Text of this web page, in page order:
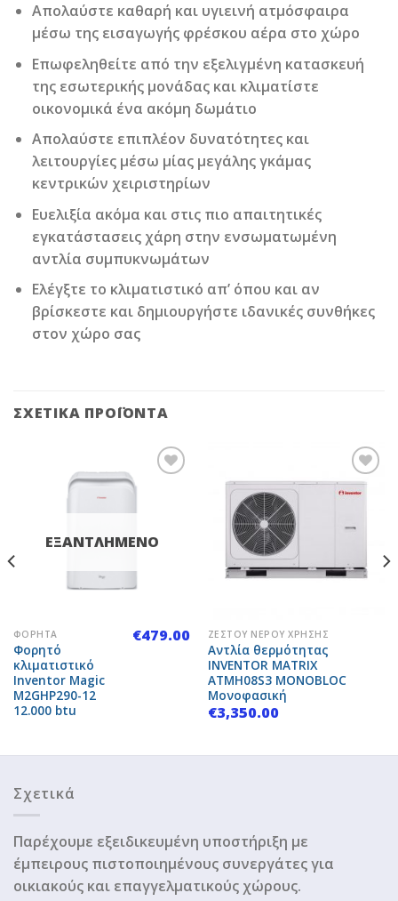
Απολαύστε καθαρή και υγιεινή ατμόσφαιρα
μέσω της εισαγωγής φρέσκου αέρα στο χώρο
Επωφεληθείτε από την εξελιγμένη κατασκευή
της εσωτερικής μονάδας και κλιματίστε
οικονομικά ένα ακόμη δωμάτιο
Απολαύστε επιπλέον δυνατότητες και
λειτουργίες μέσω μίας μεγάλης γκάμας
κεντρικών χειριστηρίων
Ευελιξία ακόμα και στις πιο απαιτητικές
εγκατάστασεις χάρη στην ενσωματωμένη
αντλία συμπυκνωμάτων
Ελέγξτε το κλιματιστικό απ’ όπου και αν
βρίσκεστε και δημιουργήστε ιδανικές συνθήκες
στον χώρο σας
ΣΧΕΤΙΚΆ ΠΡΟΪΌΝΤΑ
Wishlist
ΕΞΑΝΤΛΗΜΈΝΟ
ΦΟΡΗΤΆ
Φορητό
κλιματιστικό
Inventor Magic
M2GHP290-12
12.000 btu
€479.00
Add to
ΖΕΣΤΟΎ ΝΕΡΟΎ ΧΡΉΣΗΣ
Αντλία θερμότητας
INVENTOR MATRIX
ATMH08S3 MONOBLOC
Μονοφασική
€3,350.00
Σχετικά
Παρέχουμε εξειδικευμένη υποστήριξη με
έμπειρους πιστοποιημένους συνεργάτες για
οικιακούς και επαγγελματικούς χώρους.